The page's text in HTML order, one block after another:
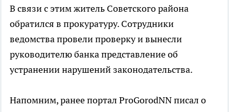
В связи с этим житель Советского района
обратился в прокуратуру. Сотрудники
ведомства провели проверку и вынесли
руководителю банка представление об
устранении нарушений законодательства.
Напомним, ранее портал ProGorodNN писал о